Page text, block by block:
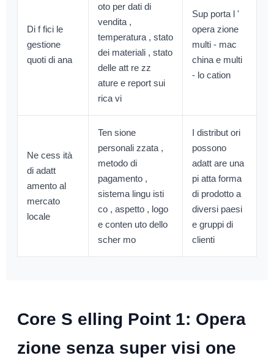
Di f fici le
gestione
quoti di ana
oto per dati di
vendita ,
temperatura , stato
dei materiali , stato
delle att re zz
ature e report sui
rica vi
Sup porta l '
opera zione
multi - mac
china e multi
- lo cation
Ne cess ità
di adatt
amento al
mercato
locale
Ten sione
personali zzata ,
metodo di
pagamento ,
sistema lingu isti
co , aspetto , logo
e conten uto dello
scher mo
I distribut ori
possono
adatt are una
pi atta forma
di prodotto a
diversi paesi
e gruppi di
clienti
Core S elling Point 1: Opera
zione senza super visi one